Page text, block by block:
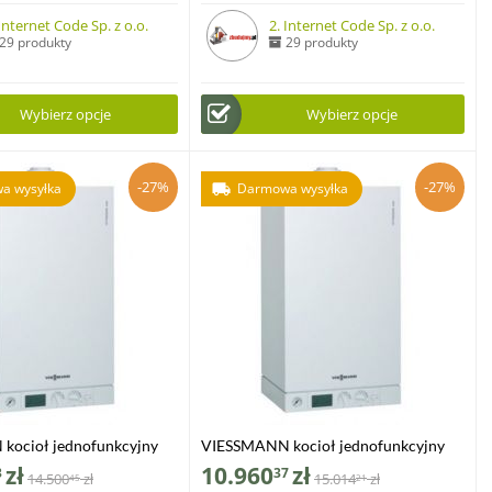
Code Sp. z o.o.
29 produkty
Wybierz opcje
2. Internet Code Sp. z o.o.
29 produkty
Wybierz opcje
wysyłka -27%
kocioł jednofunkcyjny
W 6,5-19 kW
zł14.50045 zł
Darmowa wysyłka -27%
VIESSMANN kocioł jednofunkcyjny
VITODENS 100-W 6,5-26 kW
10.96037zł15.01421 zł